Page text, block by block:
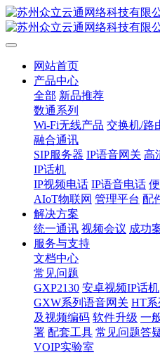
网站首页
产品中心
全部 新品推荐
数通系列
Wi-Fi无线产品 交换机/路
融合通讯
SIP服务器 IP语音网关 高
IP话机
IP视频电话 IP语音电话
AIoT物联网 管理平台 配
解决方案
统一通讯 视频会议 成功
服务与支持
文档中心
常见问题
GXP2130 安卓视频IP话机
GXW系列语音网关 HT系
及视频编码 软件升级 一
署 配套工具 常见问题答
VOIP实验室